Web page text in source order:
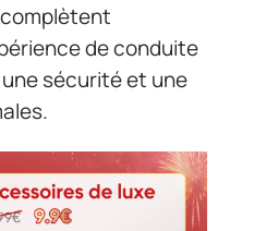
de conduite
sécurité et une